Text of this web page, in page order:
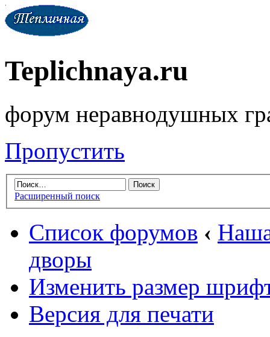
Teplichnaya.ru
форум неравнодушных
Пропустить
Расширенный поиск
Список форумов ‹
дворы
Изменить размер
Версия для печати